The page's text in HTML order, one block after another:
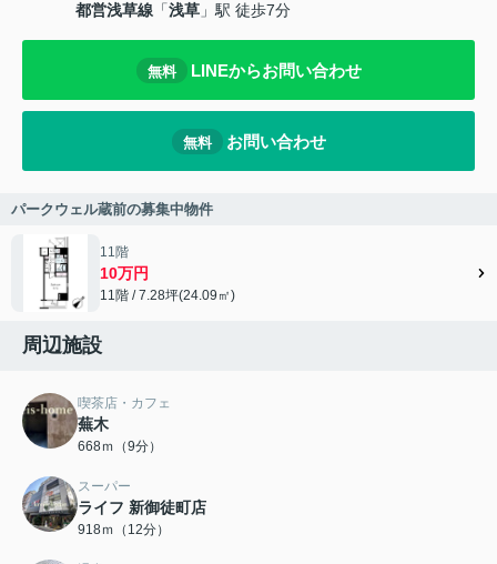
都営浅草線 「浅草 」駅 徒歩7分
無料 LINEからお問い合わせ
無料 お問い合わせ
パークウェル蔵前の募集中物件
11階
10万円
11階 / 7.28坪(24.09㎡)
周辺施設
喫茶店・カフェ
蕪木
668ｍ（9分）
スーパー
ライフ 新御徒町店
918ｍ（12分）